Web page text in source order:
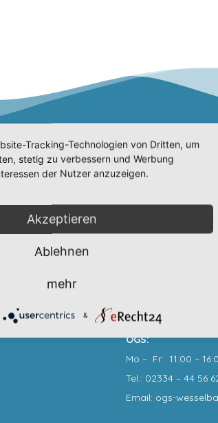
Wir sind
Sekretariat:
Mo, Di, Mi, Do:
Fax: 02334 – 44 56
Email: info@gs-
OGS:
Mo – Fr: 11:00 –
Tel.: 02334 – 44 56
Email: ogs-
Tracking-Technologien von Dritten, um
stetig zu verbessern und Werbung
der Nutzer anzuzeigen.
Akzeptieren
Ablehnen
mehr
&